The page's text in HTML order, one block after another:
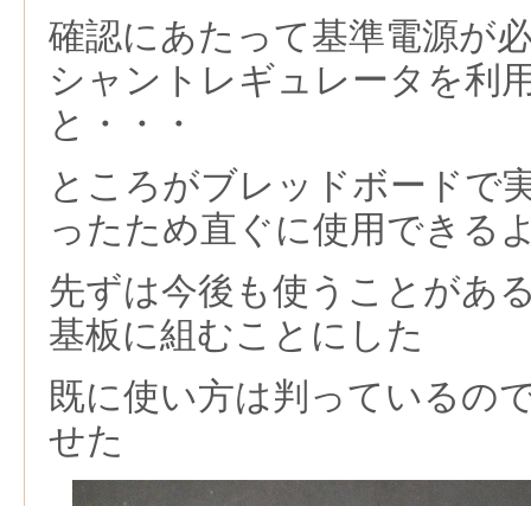
確認にあたって基準電源が
シャントレギュレータを利
と・・・
ところがブレッドボードで
ったため直ぐに使用できる
先ずは今後も使うことがあ
基板に組むことにした
既に使い方は判っているの
せた